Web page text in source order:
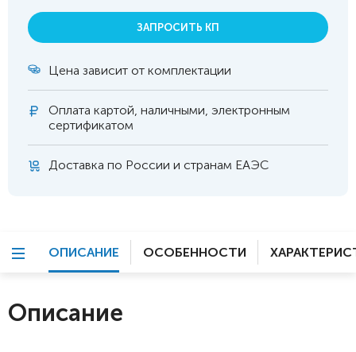
ЗАПРОСИТЬ КП
Цена зависит от комплектации
Оплата картой, наличными, электронным
сертификатом
Доставка по России и странам ЕАЭС
ОПИСАНИЕ ОСОБЕННОСТИ
Описание